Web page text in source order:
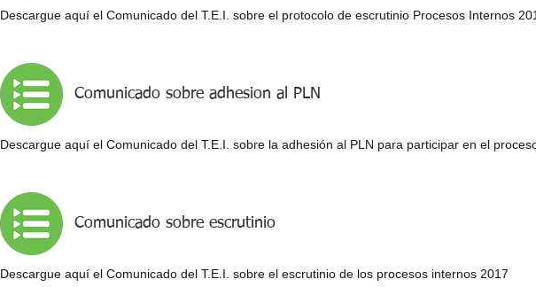
Descargue aquí el Comunicado del T.E.I. sobre el protocolo de escrutinio Procesos Internos
Comunicado sobre adhesion al PLN
Descargue aquí el Comunicado del T.E.I. sobre la adhesión al PLN para participar en el
Comunicado sobre escrutinio
Descargue aquí el Comunicado del T.E.I. sobre el escrutinio de los procesos internos 2017